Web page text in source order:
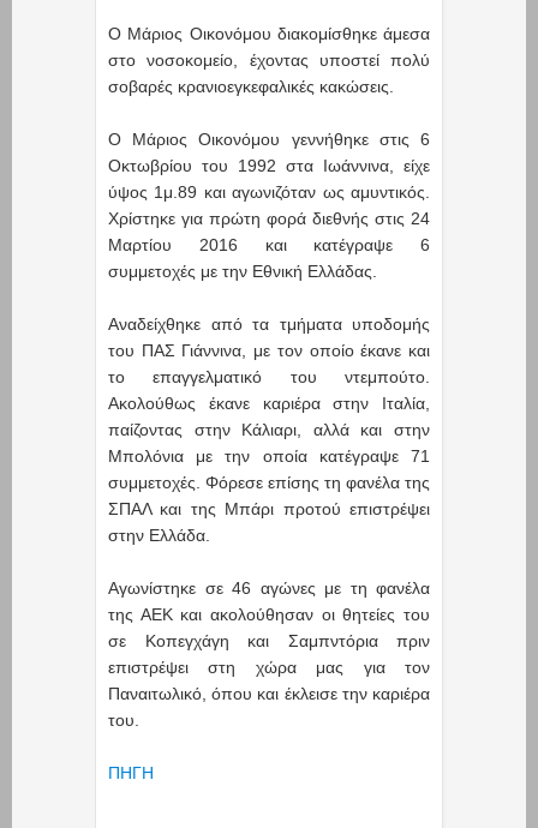
Ο Μάριος Οικονόμου διακομίσθηκε άμεσα
στο νοσοκομείο, έχοντας υποστεί πολύ
σοβαρές κρανιοεγκεφαλικές κακώσεις.
Ο Μάριος Οικονόμου γεννήθηκε στις 6
Οκτωβρίου του 1992 στα Ιωάννινα, είχε
ύψος 1μ.89 και αγωνιζόταν ως αμυντικός.
Χρίστηκε για πρώτη φορά διεθνής στις 24
Μαρτίου 2016 και κατέγραψε 6
συμμετοχές με την Εθνική Ελλάδας.
Αναδείχθηκε από τα τμήματα υποδομής
του ΠΑΣ Γιάννινα, με τον οποίο έκανε και
το επαγγελματικό του ντεμπούτο.
Ακολούθως έκανε καριέρα στην Ιταλία,
παίζοντας στην Κάλιαρι, αλλά και στην
Μπολόνια με την οποία κατέγραψε 71
συμμετοχές. Φόρεσε επίσης τη φανέλα της
ΣΠΑΛ και της Μπάρι προτού επιστρέψει
στην Ελλάδα.
Αγωνίστηκε σε 46 αγώνες με τη φανέλα
της ΑΕΚ και ακολούθησαν οι θητείες του
σε Κοπεγχάγη και Σαμπντόρια πριν
επιστρέψει στη χώρα μας για τον
Παναιτωλικό, όπου και έκλεισε την καριέρα
του.
ΠΗΓΗ